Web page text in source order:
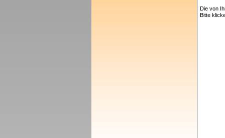
Die von
Bitte